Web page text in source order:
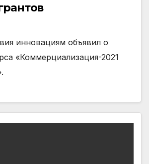
инновациям объявил о
«Коммерциализация-2021